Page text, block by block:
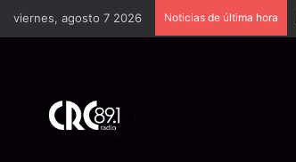
viernes, agosto 7 2026 Noticias de última hora